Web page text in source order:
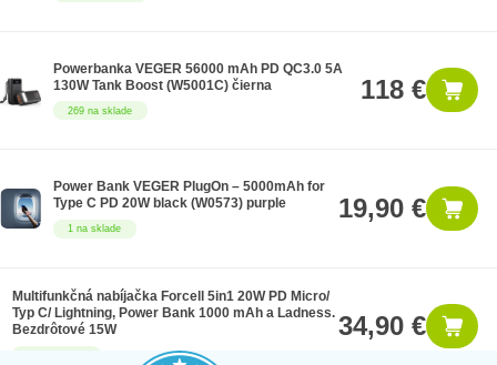
269 na sklade
Powerbanka VEGER 56000 mAh PD QC3.0 5A
130W Tank Boost (W5001C) čierna
118 €
1 na sklade
Power Bank VEGER PlugOn – 5000mAh for
Type C PD 20W black (W0573) purple
19,90 €
Multifunkčná nabíjačka Forcell 5in1 20W PD Micro/
Typ C/ Lightning, Power Bank 1000 mAh a Ladness.
Bezdrôtové 15W
34,90 €